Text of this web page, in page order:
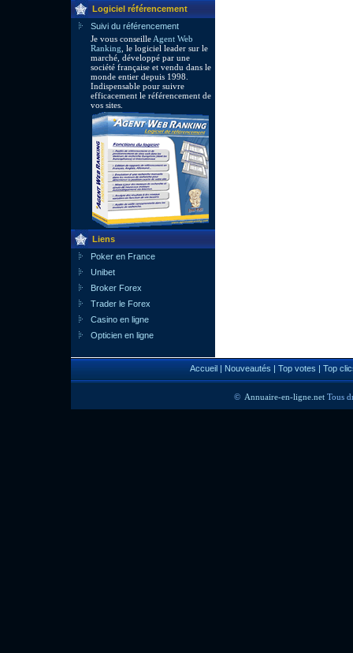
Logiciel référencement
Suivi du référencement
Je vous conseille Agent Web
Ranking , le logiciel leader sur le
marché, développé par une
société française et vendu dans le
monde entier depuis 1998.
Indispensable pour suivre
efficacement le référencement de
vos sites.
Liens
Poker en France
Unibet
Broker Forex
Trader le Forex
Casino en ligne
Opticien en ligne
Accueil| Nouveautés | Top votes | Top
© Annuaire-en-ligne.net Tous